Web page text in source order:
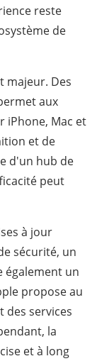
reste
de
majeur. Des
aux
iPhone, Mac et
et de
d'un hub de
peut
à jour
sécurité, un
également un
propose au
des services
la
et à long